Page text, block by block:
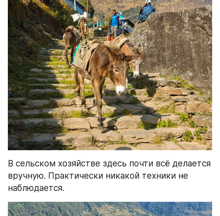
В сельском хозяйстве здесь почти всё делается
вручную. Практически никакой техники не
наблюдается.